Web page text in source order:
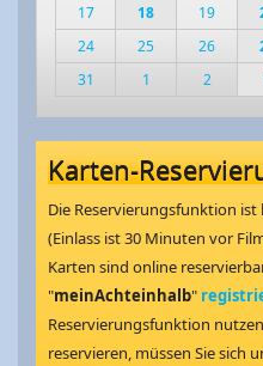
17
18 19
24
25 26
31
1 2
Karten-
Die Reservierungsfunktion ist
(Einlass ist 30 Minuten vor
Karten sind online
"meinAchteinhalb"
Reservierungsfunktion
reservieren, müssen Sie sich